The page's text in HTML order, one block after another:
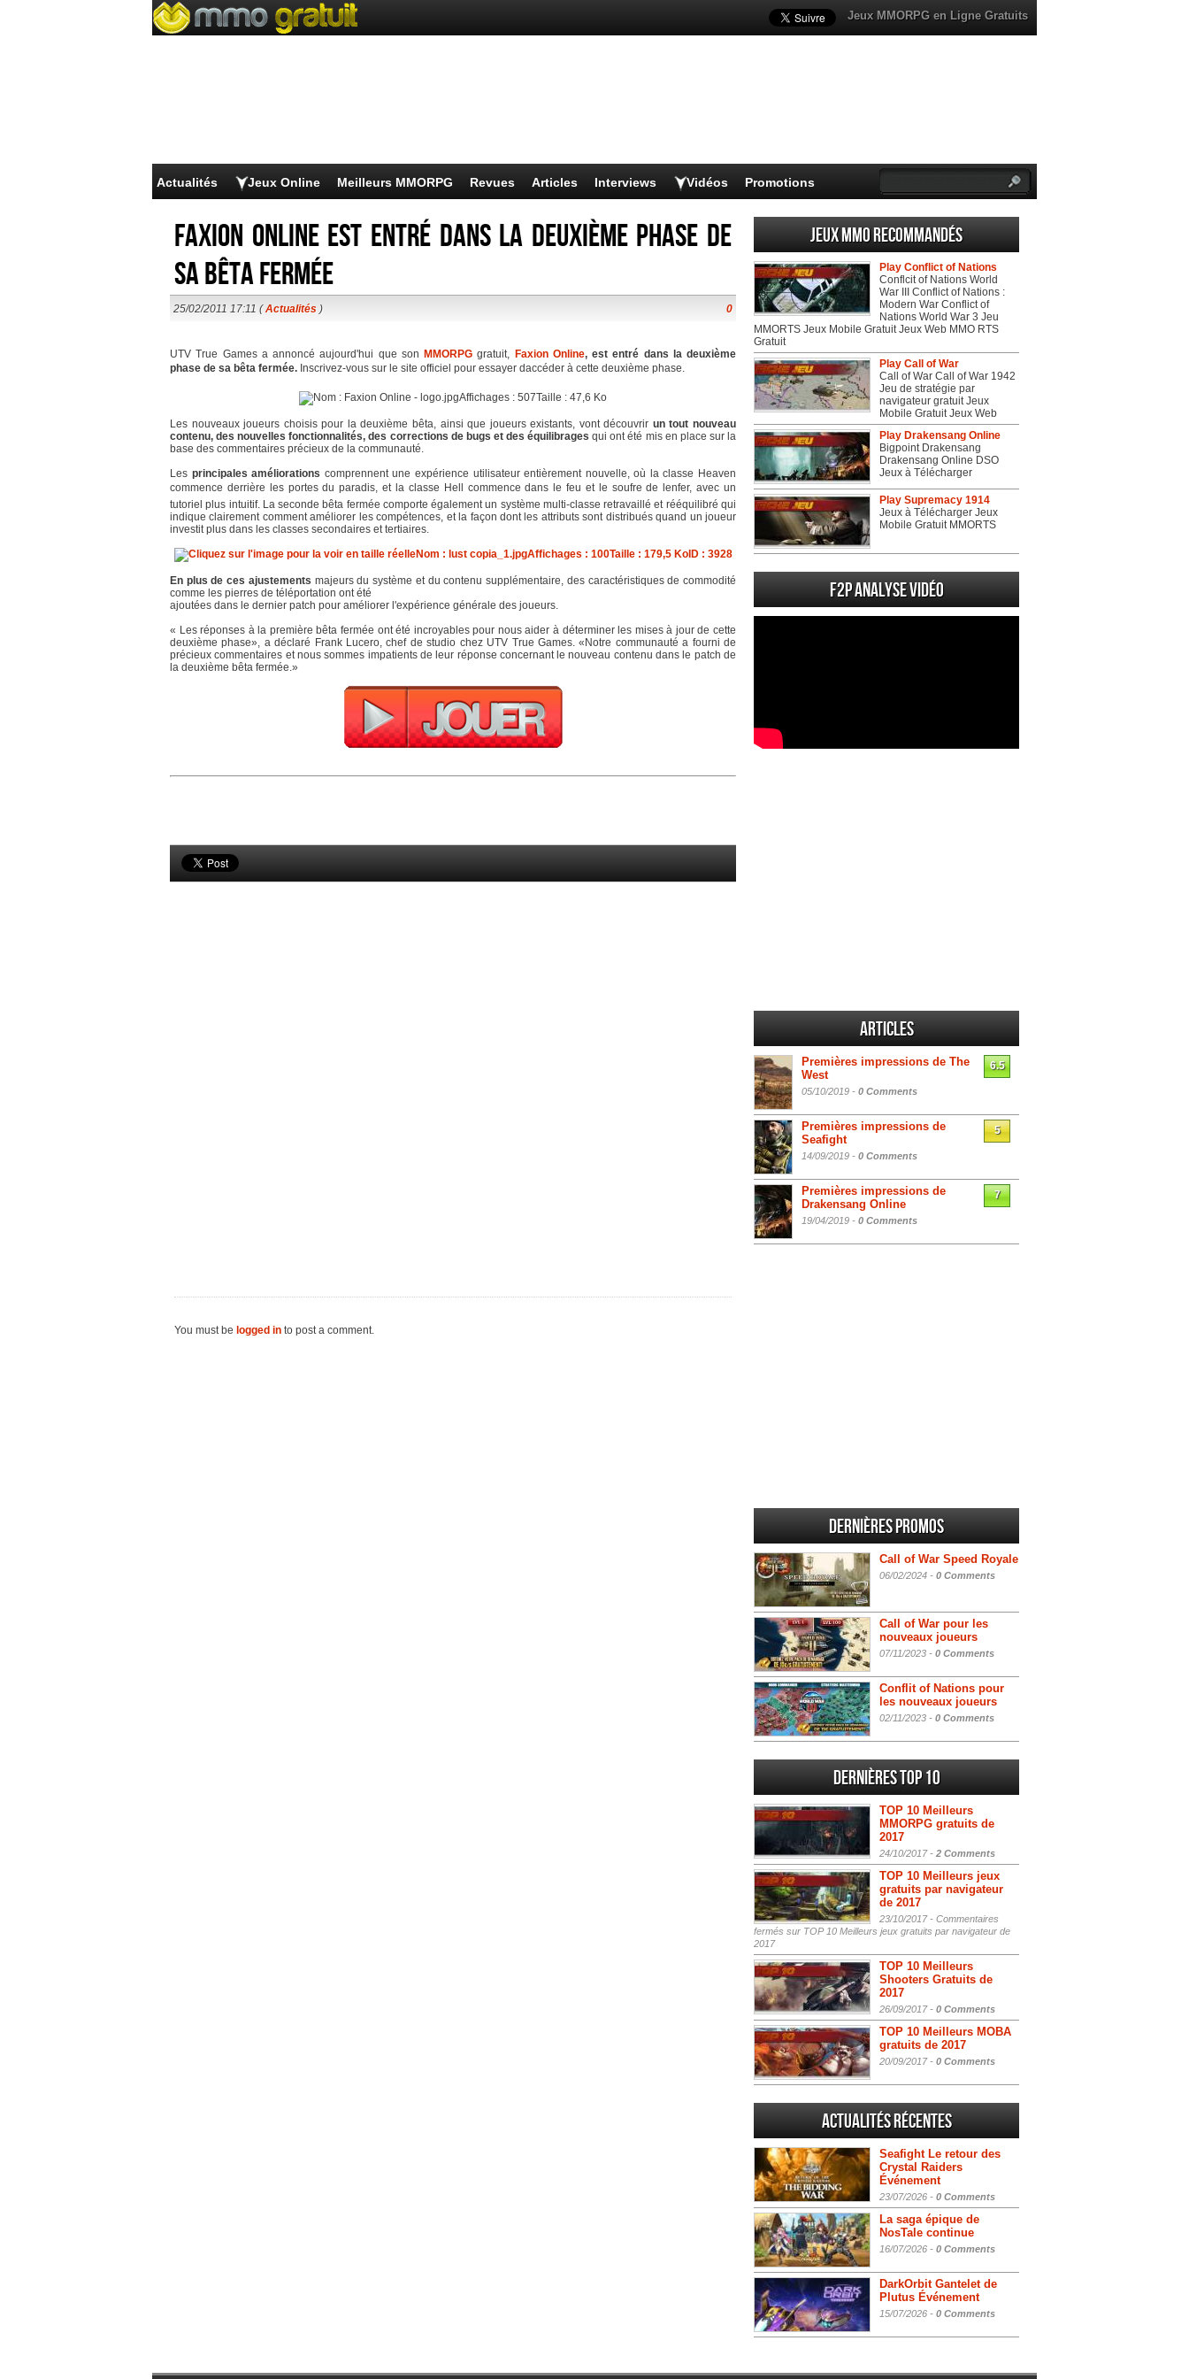
Jeux MMORPG en Ligne Gratuits
Actualités Jeux Online Meilleurs MMORPG Revues Articles Interviews Vidéos Promotions
Faxion Online est entré dans la deuxième phase de
sa bêta fermée
25/02/2011 17:11 (Actualités ) 0
UTV True Games a annoncé aujourd'hui que son MMORPG gratuit, Faxion Online, est entré dans la deuxième
phase de sa bêta fermée. Inscrivez-vous sur le site officiel pour essayer daccéder à cette deuxième phase.
Les nouveaux joueurs choisis pour la deuxième bêta, ainsi que joueurs existants, vont découvrir un tout nouveau
contenu, des nouvelles fonctionnalités, des corrections de bugs et des équilibrages qui ont été mis en place sur la
base des commentaires précieux de la communauté.
Les principales améliorations comprennent une expérience utilisateur entièrement nouvelle, où la classe Heaven
commence derrière les portes du paradis, et la classe Hell commence dans le feu et le soufre de lenfer, avec un
tutoriel plus intuitif. La seconde bêta fermée comporte également un système multi-classe retravaillé et rééquilibré qui
indique clairement comment améliorer les compétences, et la façon dont les attributs sont distribués quand un joueur
investit plus dans les classes secondaires et tertiaires.
En plus de ces ajustements majeurs du système et du contenu supplémentaire, des caractéristiques de commodité
comme les pierres de téléportation ont été
ajoutées dans le dernier patch pour améliorer l'expérience générale des joueurs.
« Les réponses à la première bêta fermée ont été incroyables pour nous aider à déterminer les mises à jour de cette
deuxième phase», a déclaré Frank Lucero, chef de studio chez UTV True Games. «Notre communauté a fourni de
précieux commentaires et nous sommes impatients de leur réponse concernant le nouveau contenu dans le patch de
la deuxième bêta fermée.»
You must be logged in to post a comment.
Jeux MMO recommandés
Play Conflict of Nations
Conflcit of Nations World
War III Conflict of Nations :
Modern War Conflict of
Nations World War 3 Jeu
MMORTS Jeux Mobile Gratuit Jeux Web MMO RTS
Gratuit
Play Call of War
Call of War Call of War 1942
Jeu de stratégie par
navigateur gratuit Jeux
Mobile Gratuit Jeux Web
Play Drakensang Online
Bigpoint Drakensang
Drakensang Online DSO
Jeux à Télécharger
Play Supremacy 1914
Jeux à Télécharger Jeux
Mobile Gratuit MMORTS
F2P Analyse vidéo
Articles
Premières impressions de The
West
05/10/2019 - 0 Comments
6.5
Premières impressions de
Seafight
14/09/2019 - 0 Comments
5
Premières impressions de
Drakensang Online
19/04/2019 - 0 Comments
7
Dernières promos
Call of War Speed Royale
06/02/2024 - 0 Comments
Call of War pour les
nouveaux joueurs
07/11/2023 - 0 Comments
Conflit of Nations pour
les nouveaux joueurs
02/11/2023 - 0 Comments
Dernières Top 10
TOP 10 Meilleurs
MMORPG gratuits de
2017
24/10/2017 - 2 Comments
TOP 10 Meilleurs jeux
gratuits par navigateur
de 2017
23/10/2017 - Commentaires
fermés sur TOP 10 Meilleurs jeux gratuits par navigateur de
2017
TOP 10 Meilleurs
Shooters Gratuits de
2017
26/09/2017 - 0 Comments
TOP 10 Meilleurs MOBA
gratuits de 2017
20/09/2017 - 0 Comments
Actualités Récentes
Seafight Le retour des
Crystal Raiders
Événement
23/07/2026 - 0 Comments
La saga épique de
NosTale continue
16/07/2026 - 0 Comments
DarkOrbit Gantelet de
Plutus Événement
15/07/2026 - 0 Comments